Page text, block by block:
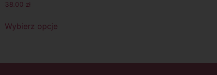
38.00 zł
Wybierz opcje